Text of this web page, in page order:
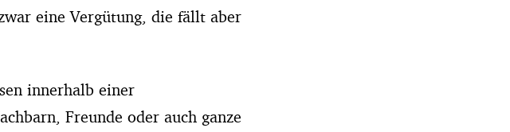
eine Vergütung, die fällt aber
innerhalb einer
Freunde oder auch ganze